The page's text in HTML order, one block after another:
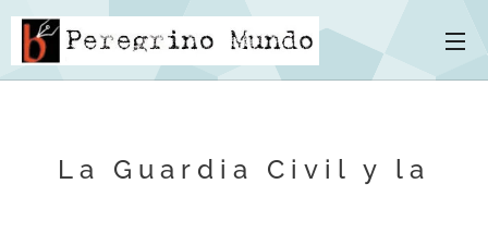
La Guardia Civil y la